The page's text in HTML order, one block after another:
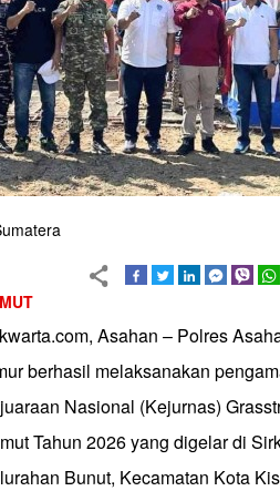
Asahan – Polres
berhasil melaksanakan
Nasional (Kejurnas)
Tahun 2026 yang digelar di
Bunut, Kecamatan Kota